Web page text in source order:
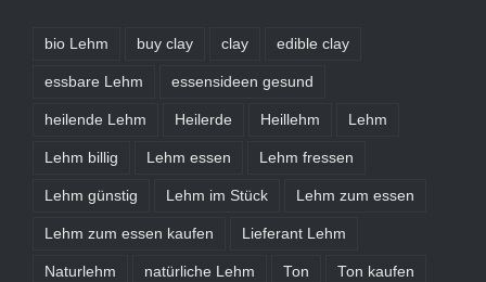
bio Lehm buy clay clay edible clay
essbare Lehm essensideen gesund
heilende Lehm Heilerde Heillehm Lehm
Lehm billig Lehm essen Lehm fressen
Lehm günstig Lehm im Stück Lehm zum essen
Lehm zum essen kaufen Lieferant Lehm
Naturlehm natürliche Lehm Ton Ton kaufen